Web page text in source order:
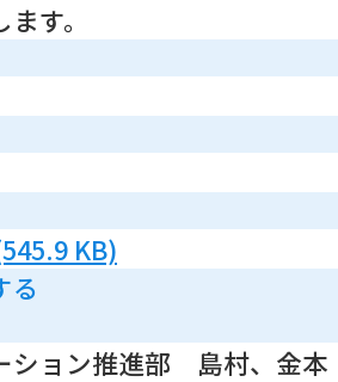
す。
KB)
る
ション推進部 島村、金本